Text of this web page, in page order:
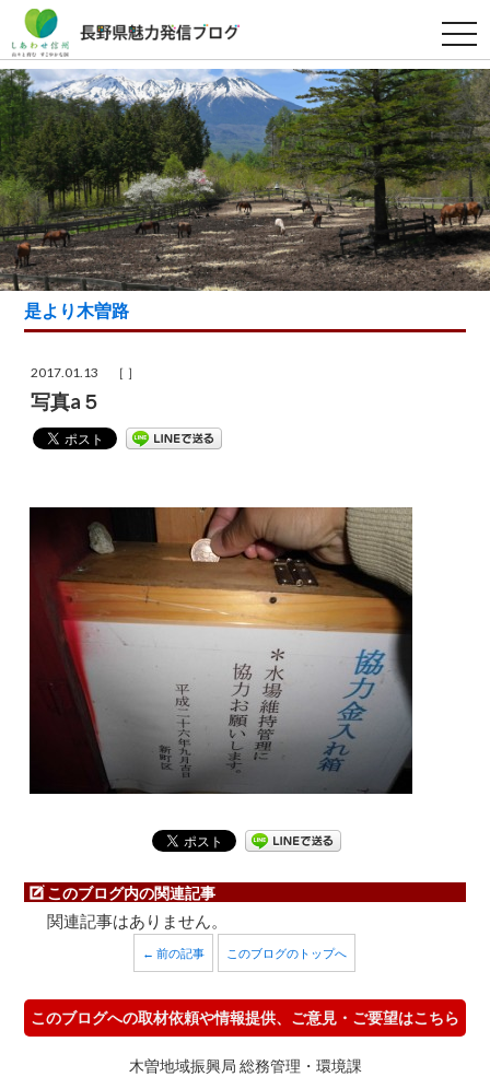
t
o
g
g
l
e
n
a
v
i
g
a
t
i
o
n
是より木曽路
2017.01.13 ［ ］
写真a５
このブログ内の関連記事
関連記事はありません。
← 前の記事 このブログのトップへ
このブログへの取材依頼や情報提供、ご意見・ご要望はこちら
木曽地域振興局 総務管理・環境課